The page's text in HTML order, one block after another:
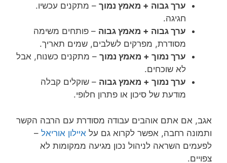
ערך גבוה + מאמץ נמוך – מתקנים עכשיו.
חגיגה.
ערך גבוה + מאמץ גבוה – פותחים משימה
מסודרת, מפרקים לשלבים, שמים תאריך.
ערך נמוך + מאמץ נמוך – מתקנים כשנוח, אבל
לא שוכחים.
ערך נמוך + מאמץ גבוה – שוקלים קבלה
מודעת של סיכון או פתרון חלופי.
אגב, אם אתם אוהבים עבודה מסודרת עם הרבה הקשר
ותמונה רחבה, אפשר לקרוא גם על איילון אוריאל –
לפעמים השראה לניהול נכון מגיעה ממקומות לא
צפויים.